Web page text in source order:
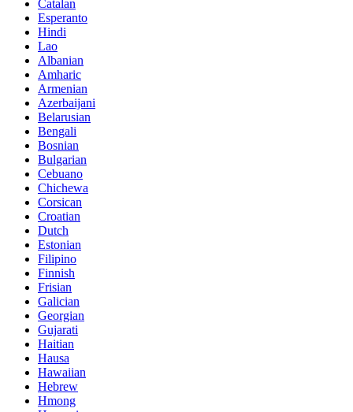
Catalan
Esperanto
Hindi
Lao
Albanian
Amharic
Armenian
Azerbaijani
Belarusian
Bengali
Bosnian
Bulgarian
Cebuano
Chichewa
Corsican
Croatian
Dutch
Estonian
Filipino
Finnish
Frisian
Galician
Georgian
Gujarati
Haitian
Hausa
Hawaiian
Hebrew
Hmong